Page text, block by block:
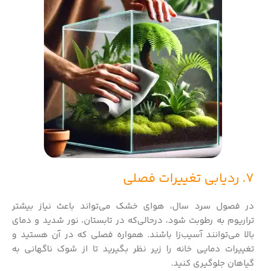
7. ردیابی تغییرات فصلی
در فصول سرد سال، هوای خشک می‌تواند باعث نیاز بیشتر
تراریوم به رطوبت شود، درحالی‌که در تابستان، نور شدید و دمای
بالا می‌توانند آسیب‌زا باشند. همواره فصلی که در آن هستید و
تغییرات دمایی خانه را زیر نظر بگیرید تا از شوک ناگهانی به
گیاهان جلوگیری کنید.